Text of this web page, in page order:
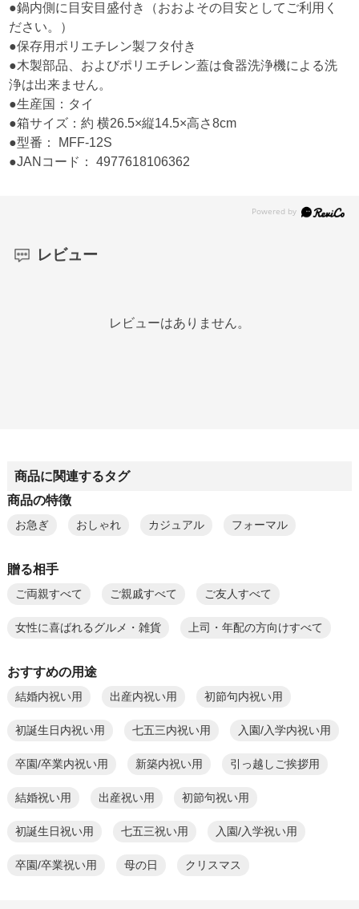
●鍋内側に目安目盛付き（おおよその目安としてご利用く
ださい。）
●保存用ポリエチレン製フタ付き
●木製部品、およびポリエチレン蓋は食器洗浄機による洗
浄は出来ません。
●生産国：タイ
●箱サイズ：約 横26.5×縦14.5×高さ8cm
●型番： MFF-12S
●JANコード： 4977618106362
レビュー
レビューはありません。
商品に関連するタグ
商品の特徴
お急ぎ おしゃれ カジュアル フォーマル
贈る相手
ご両親すべて ご親戚すべて ご友人すべて
女性に喜ばれるグルメ・雑貨 上司・年配の方向けすべて
おすすめの用途
結婚内祝い用 出産内祝い用 初節句内祝い用
初誕生日内祝い用 七五三内祝い用 入園/入学内祝い用
卒園/卒業内祝い用 新築内祝い用 引っ越しご挨拶用
結婚祝い用 出産祝い用 初節句祝い用
初誕生日祝い用 七五三祝い用 入園/入学祝い用
卒園/卒業祝い用 母の日 クリスマス